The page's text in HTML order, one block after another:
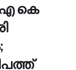
എ കെ